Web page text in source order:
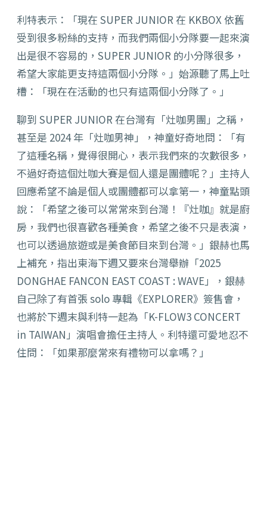
利特表示：「現在 SUPER JUNIOR 在 KKBOX 依舊
受到很多粉絲的支持，而我們兩個小分隊要一起來演
出是很不容易的，SUPER JUNIOR 的小分隊很多，
希望大家能更支持這兩個小分隊。」始源聽了馬上吐
槽：「現在在活動的也只有這兩個小分隊了。」
聊到 SUPER JUNIOR 在台灣有「灶咖男團」之稱，
甚至是 2024 年「灶咖男神」，神童好奇地問：「有
了這種名稱，覺得很開心，表示我們來的次數很多，
不過好奇這個灶咖大賽是個人還是團體呢？」主持人
回應希望不論是個人或團體都可以拿第一，神童點頭
說：「希望之後可以常常來到台灣！『灶咖』就是廚
房，我們也很喜歡各種美食，希望之後不只是表演，
也可以透過旅遊或是美食節目來到台灣。」銀赫也馬
上補充，指出東海下週又要來台灣舉辦「2025
DONGHAE FANCON EAST COAST : WAVE」，銀赫
自己除了有首張 solo 專輯《EXPLORER》簽售會，
也將於下週末與利特一起為「K-FLOW3 CONCERT
in TAIWAN」演唱會擔任主持人。利特還可愛地忍不
住問：「如果那麼常來有禮物可以拿嗎？」